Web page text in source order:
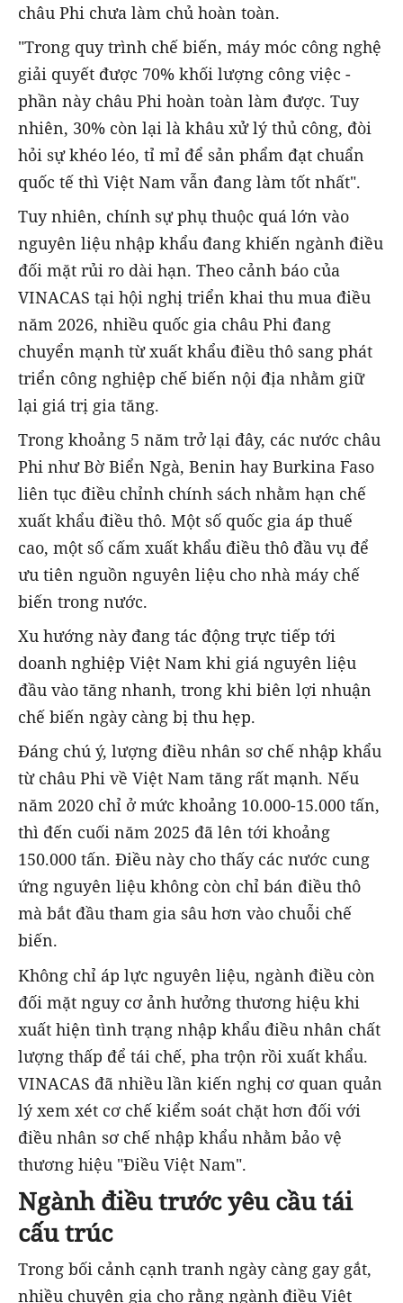
châu Phi chưa làm chủ hoàn toàn.
"Trong quy trình chế biến, máy móc công nghệ
giải quyết được 70% khối lượng công việc -
phần này châu Phi hoàn toàn làm được. Tuy
nhiên, 30% còn lại là khâu xử lý thủ công, đòi
hỏi sự khéo léo, tỉ mỉ để sản phẩm đạt chuẩn
quốc tế thì Việt Nam vẫn đang làm tốt nhất".
Tuy nhiên, chính sự phụ thuộc quá lớn vào
nguyên liệu nhập khẩu đang khiến ngành điều
đối mặt rủi ro dài hạn. Theo cảnh báo của
VINACAS tại hội nghị triển khai thu mua điều
năm 2026, nhiều quốc gia châu Phi đang
chuyển mạnh từ xuất khẩu điều thô sang phát
triển công nghiệp chế biến nội địa nhằm giữ
lại giá trị gia tăng.
Trong khoảng 5 năm trở lại đây, các nước châu
Phi như Bờ Biển Ngà, Benin hay Burkina Faso
liên tục điều chỉnh chính sách nhằm hạn chế
xuất khẩu điều thô. Một số quốc gia áp thuế
cao, một số cấm xuất khẩu điều thô đầu vụ để
ưu tiên nguồn nguyên liệu cho nhà máy chế
biến trong nước.
Xu hướng này đang tác động trực tiếp tới
doanh nghiệp Việt Nam khi giá nguyên liệu
đầu vào tăng nhanh, trong khi biên lợi nhuận
chế biến ngày càng bị thu hẹp.
Đáng chú ý, lượng điều nhân sơ chế nhập khẩu
từ châu Phi về Việt Nam tăng rất mạnh. Nếu
năm 2020 chỉ ở mức khoảng 10.000-15.000 tấn,
thì đến cuối năm 2025 đã lên tới khoảng
150.000 tấn. Điều này cho thấy các nước cung
ứng nguyên liệu không còn chỉ bán điều thô
mà bắt đầu tham gia sâu hơn vào chuỗi chế
biến.
Không chỉ áp lực nguyên liệu, ngành điều còn
đối mặt nguy cơ ảnh hưởng thương hiệu khi
xuất hiện tình trạng nhập khẩu điều nhân chất
lượng thấp để tái chế, pha trộn rồi xuất khẩu.
VINACAS đã nhiều lần kiến nghị cơ quan quản
lý xem xét cơ chế kiểm soát chặt hơn đối với
điều nhân sơ chế nhập khẩu nhằm bảo vệ
thương hiệu "Điều Việt Nam".
Ngành điều trước yêu cầu tái
cấu trúc
Trong bối cảnh cạnh tranh ngày càng gay gắt,
nhiều chuyên gia cho rằng ngành điều Việt